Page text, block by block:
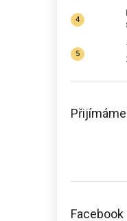
Facebook